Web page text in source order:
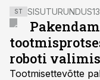
ST SISUTURUNDUS
roboti
Tootmisettevõtte